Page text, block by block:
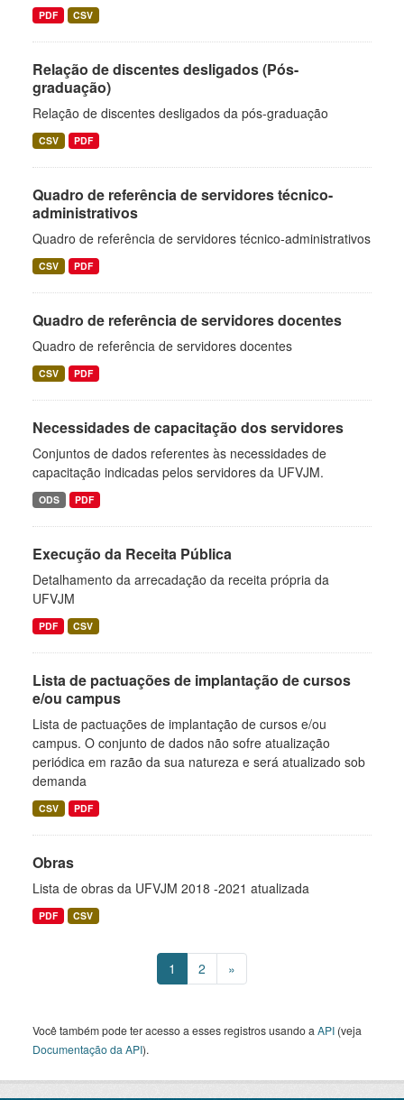
PDF CSV
Relação de discentes desligados (Pós-
graduação)
Relação de discentes desligados da pós-graduação
CSV PDF
Quadro de referência de servidores técnico-
administrativos
Quadro de referência de servidores técnico-administrativos
CSV PDF
Quadro de referência de servidores docentes
Quadro de referência de servidores docentes
CSV PDF
Necessidades de capacitação dos servidores
Conjuntos de dados referentes às necessidades de
capacitação indicadas pelos servidores da UFVJM.
ODS PDF
Execução da Receita Pública
Detalhamento da arrecadação da receita própria da
UFVJM
PDF CSV
Lista de pactuações de implantação de cursos
e/ou campus
Lista de pactuações de implantação de cursos e/ou
campus. O conjunto de dados não sofre atualização
periódica em razão da sua natureza e será atualizado sob
demanda
CSV PDF
Obras
Lista de obras da UFVJM 2018 -2021 atualizada
PDF CSV
1 2 »
Você também pode ter acesso a esses registros usando a API (veja
Documentação da API).